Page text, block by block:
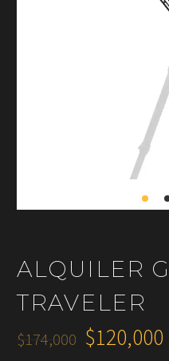
ALQUILER
TRAVELER
$174,000 $120,000